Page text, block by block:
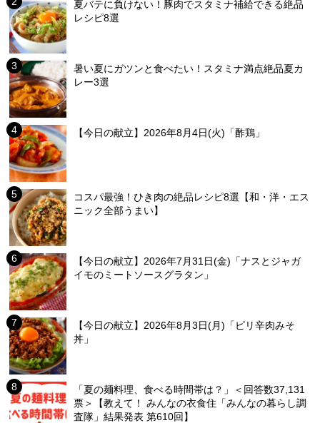
夏バテに負けない！豚肉でスタミナ補給できる絶品
レシピ8選
暑い夏にガツンと食べたい！スタミナ満点絶品夏カ
レー3選
【今日の献立】2026年8月4日(火)「酢鶏」
コスパ最強！ひき肉の絶品レシピ8選【和・洋・エス
ニック全部うまい】
【今日の献立】2026年7月31日(金)「ナスとジャガ
イモのミートソースグラタン」
【今日の献立】2026年8月3日(月)「ピリ辛肉みそ
丼」
「夏の麺料理、食べる時間帯は？」＜回答数37,131
票＞【教えて！ みんなの衣食住「みんなの暮らし調
査隊」結果発表 第610回】